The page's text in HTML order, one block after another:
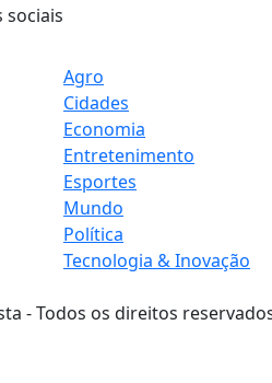
sociais
Agro
Cidades
Economia
Entretenimento
Esportes
Mundo
Política
Tecnologia & Inovação
- Todos os direitos